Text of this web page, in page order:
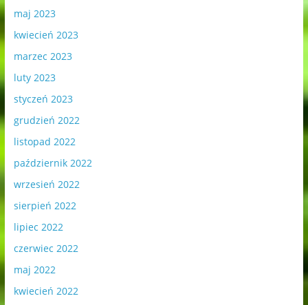
maj 2023
kwiecień 2023
marzec 2023
luty 2023
styczeń 2023
grudzień 2022
listopad 2022
październik 2022
wrzesień 2022
sierpień 2022
lipiec 2022
czerwiec 2022
maj 2022
kwiecień 2022